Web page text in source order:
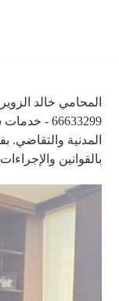
المحامي خالد
66633299
المدنية والتقاضي.
بالقوانين